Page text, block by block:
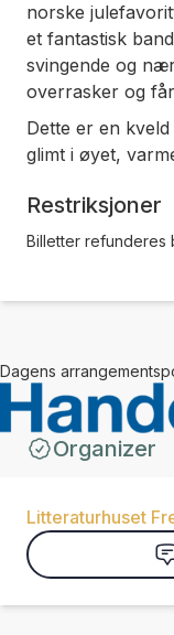
norske
et fantastisk
svingende og
overrasker og
Dette er en
glimt i øyet,
Restriksjoner
Billetter refunderes
Dagens
Organizer
Litteraturhuset